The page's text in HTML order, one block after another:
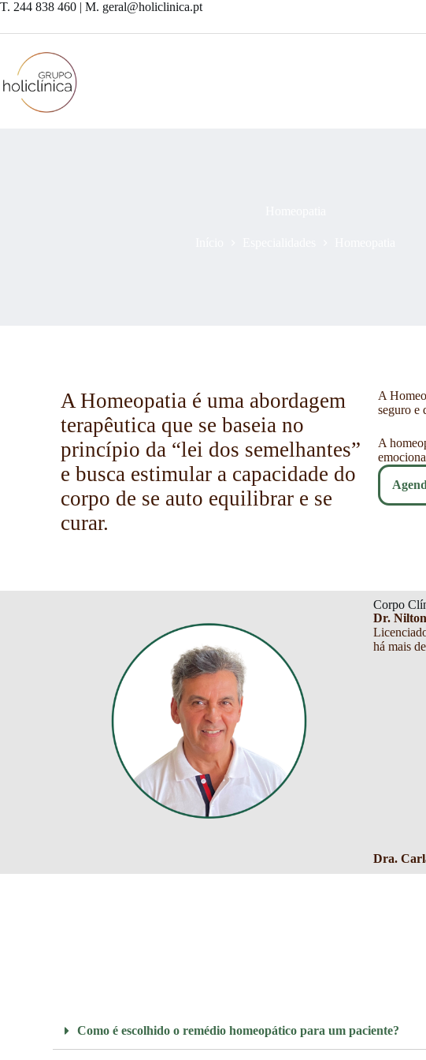
T. 244 838 460 | M. geral@holiclinica.pt
A Homeopatia é uma abordagem
terapêutica que se baseia no
princípio da “lei dos semelhantes”
e busca estimular a capacidade do
corpo de se auto equilibrar e se
curar.
A
seguro e
A
Corpo
Dr.
há mais
Dra.
Como é escolhido o remédio homeopático para um paciente?